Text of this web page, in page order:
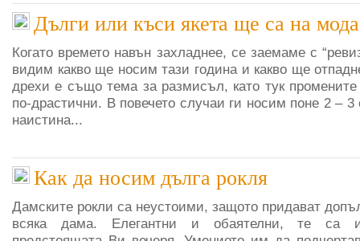
Дълги или къси якета ще са на
Когато времето навън захладнее, се заемаме с
видим какво ще носим тази година и какво ще
дрехи е също тема за размисъл, като тук
по-драстични. В повечето случаи ги носим поне 2 – 3
наистина...
Как да носим дълга рокля
Дамските рокли са неустоими, защото придават
всяка дама. Елегантни и обаятелни, те са